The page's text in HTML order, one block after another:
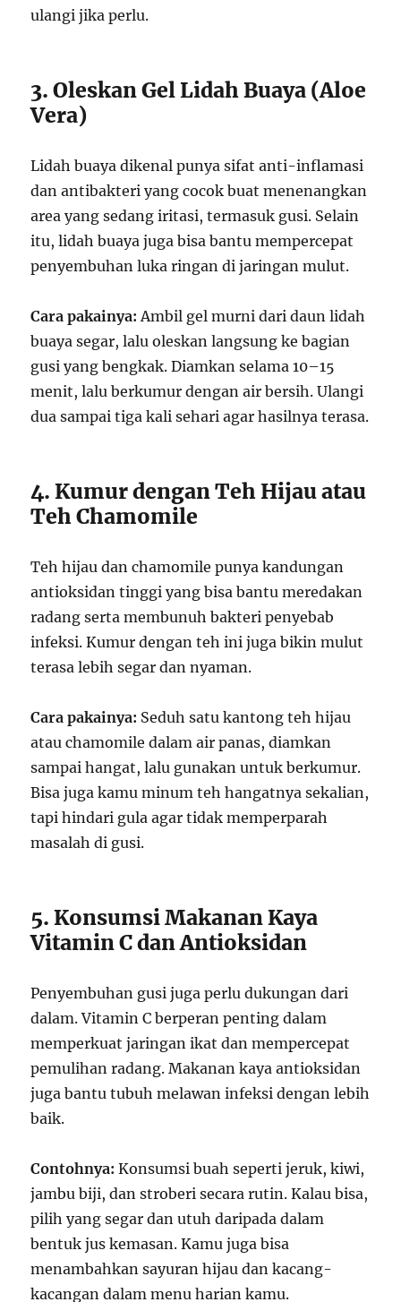
ulangi jika perlu.
3. Oleskan Gel Lidah Buaya (Aloe
Vera)
Lidah buaya dikenal punya sifat anti-inflamasi
dan antibakteri yang cocok buat menenangkan
area yang sedang iritasi, termasuk gusi. Selain
itu, lidah buaya juga bisa bantu mempercepat
penyembuhan luka ringan di jaringan mulut.
Cara pakainya: Ambil gel murni dari daun lidah
buaya segar, lalu oleskan langsung ke bagian
gusi yang bengkak. Diamkan selama 10–15
menit, lalu berkumur dengan air bersih. Ulangi
dua sampai tiga kali sehari agar hasilnya terasa.
4. Kumur dengan Teh Hijau atau
Teh Chamomile
Teh hijau dan chamomile punya kandungan
antioksidan tinggi yang bisa bantu meredakan
radang serta membunuh bakteri penyebab
infeksi. Kumur dengan teh ini juga bikin mulut
terasa lebih segar dan nyaman.
Cara pakainya: Seduh satu kantong teh hijau
atau chamomile dalam air panas, diamkan
sampai hangat, lalu gunakan untuk berkumur.
Bisa juga kamu minum teh hangatnya sekalian,
tapi hindari gula agar tidak memperparah
masalah di gusi.
5. Konsumsi Makanan Kaya
Vitamin C dan Antioksidan
Penyembuhan gusi juga perlu dukungan dari
dalam. Vitamin C berperan penting dalam
memperkuat jaringan ikat dan mempercepat
pemulihan radang. Makanan kaya antioksidan
juga bantu tubuh melawan infeksi dengan lebih
baik.
Contohnya: Konsumsi buah seperti jeruk, kiwi,
jambu biji, dan stroberi secara rutin. Kalau bisa,
pilih yang segar dan utuh daripada dalam
bentuk jus kemasan. Kamu juga bisa
menambahkan sayuran hijau dan kacang-
kacangan dalam menu harian kamu.